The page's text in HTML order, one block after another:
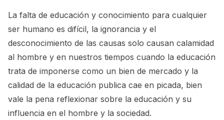
La falta de educación y conocimiento para cualquier
ser humano es difícil, la ignorancia y el
desconocimiento de las causas solo causan calamidad
al hombre y en nuestros tiempos cuando la educación
trata de imponerse como un bien de mercado y la
calidad de la educación publica cae en picada, bien
vale la pena reflexionar sobre la educación y su
influencia en el hombre y la sociedad.